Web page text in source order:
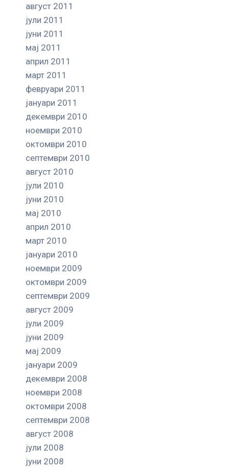
август 2011
јули 2011
јуни 2011
мај 2011
април 2011
март 2011
февруари 2011
јануари 2011
декември 2010
ноември 2010
октомври 2010
септември 2010
август 2010
јули 2010
јуни 2010
мај 2010
април 2010
март 2010
јануари 2010
ноември 2009
октомври 2009
септември 2009
август 2009
јули 2009
јуни 2009
мај 2009
јануари 2009
декември 2008
ноември 2008
октомври 2008
септември 2008
август 2008
јули 2008
јуни 2008